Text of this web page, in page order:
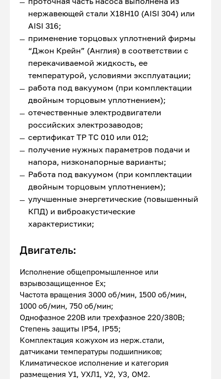
нержавеющей стали Х18Н10 (AISI 304) или
AISI 316;
применение торцовых уплотнений фирмы
“Джон Крейн” (Англия) в соответствии с
перекачиваемой жидкость, ее
температурой, условиями эксплуатации;
работа под вакуумом (при комплектации
двойным торцовым уплотнением);
отечественные электродвигатели
российских электрозаводов;
сертификат ТР ТС 010 или 012;
получение нужных параметров подачи и
напора, низконапорные варианты;
Работа под вакуумом (при комплектации
двойным торцовым уплотнением);
улучшенные энергетические (повышенный
КПД) и виброакустические
характеристики;
Двигатель:
Исполнение общепромышленное или
взрывозащищенное Ex;
Частота вращения 3000 об/мин, 1500 об/мин,
1000 об/мин, 750 об/мин;
Однофазное 220В или трехфазное 220/380В;
Степень защиты IP54, IP55;
Комплектация кожухом из нерж.стали,
датчиками температуры подшипников;
Климатическое исполнение и категория
размещения У1, УХЛ1, У2, У3, ОМ2.